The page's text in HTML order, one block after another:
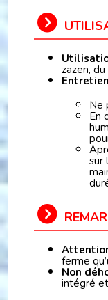
zazen,
Ne
En
sur
ferme
Non
intégré